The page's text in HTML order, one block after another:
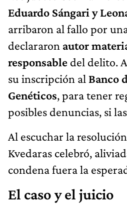
Eduardo Sángari y
arribaron al fallo por
declararon autor
responsable del delito.
su inscripción al Banco
Genéticos, para tener
posibles denuncias, si
Al escuchar la
Kvedaras celebró,
condena fuera la
El caso y el juicio